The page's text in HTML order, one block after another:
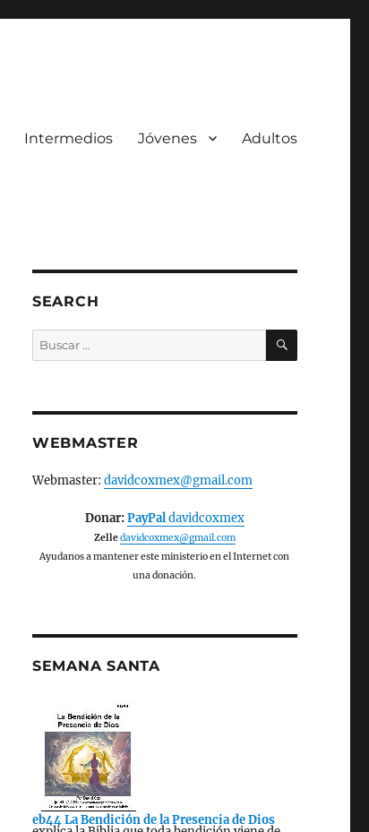
Intermedios Jóvenes Adultos
SEARCH
Buscar
por:
BUSCAR
WEBMASTER
Webmaster: davidcoxmex@gmail.com
Donar:PayPaldavidcoxmex
Zelledavidcoxmex@gmail.com
Ayudanos a mantener este ministerio en el Internet con
una donación.
SEMANA SANTA
eb44 La Bendición de la Presencia de Dios